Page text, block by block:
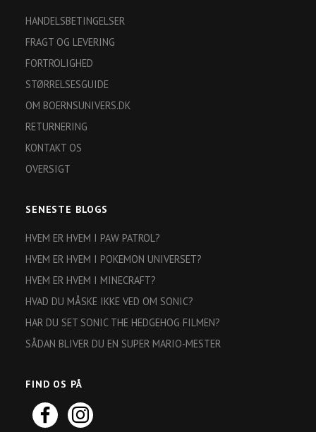
HANDELSBETINGELSER
FRAGT OG LEVERING
FORTROLIGHED
STØRRELSESGUIDE
OM BOERNSUNIVERS.DK
RETURNERING
KONTAKT OS
OVERSIGT
SENESTE BLOGS
HVEM ER HVEM I PAW PATROL?
HVEM ER HVEM I POKEMON UNIVERSET?
HVEM ER HVEM I MINECRAFT?
HVAD DU MÅSKE IKKE VED OM SONIC?
HAR DU SET SONIC THE HEDGEHOG FILMEN?
SÅDAN BLIVER DU EN SUPER MARIO-MESTER
FIND OS PÅ